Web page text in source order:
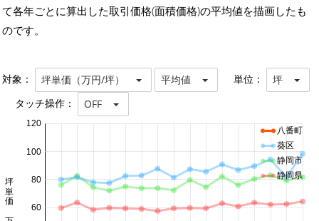
て各年ごとに算出した取引価格(面積価格)の平均値を描画したも
のです。
対象： 坪単価（万円/坪） 平均値 単位： 坪
タッチ操作： OFF
60
80
100
120
八番町
葵区
静岡市
静岡県